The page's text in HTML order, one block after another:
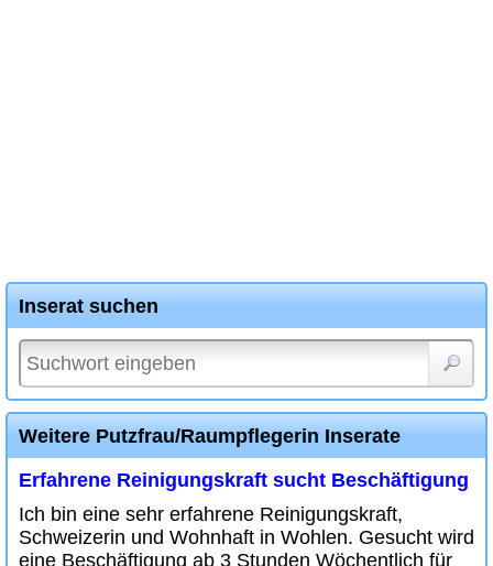
Inserat suchen
Weitere Putzfrau/Raumpflegerin Inserate
Erfahrene Reinigungskraft sucht Beschäftigung
Ich bin eine sehr erfahrene Reinigungskraft,
Schweizerin und Wohnhaft in Wohlen. Gesucht wird
eine Beschäftigung ab 3 Stunden Wöchentlich für